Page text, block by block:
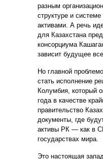
разным
структуре и
активами. А речь ид
для Казахстана
консорциума
зависит будущее
Но главной
стать исполнение
Колумбия, который
года в качестве
правительство
документы, где
активы РК — как в
государствах мира.
Это настоящая